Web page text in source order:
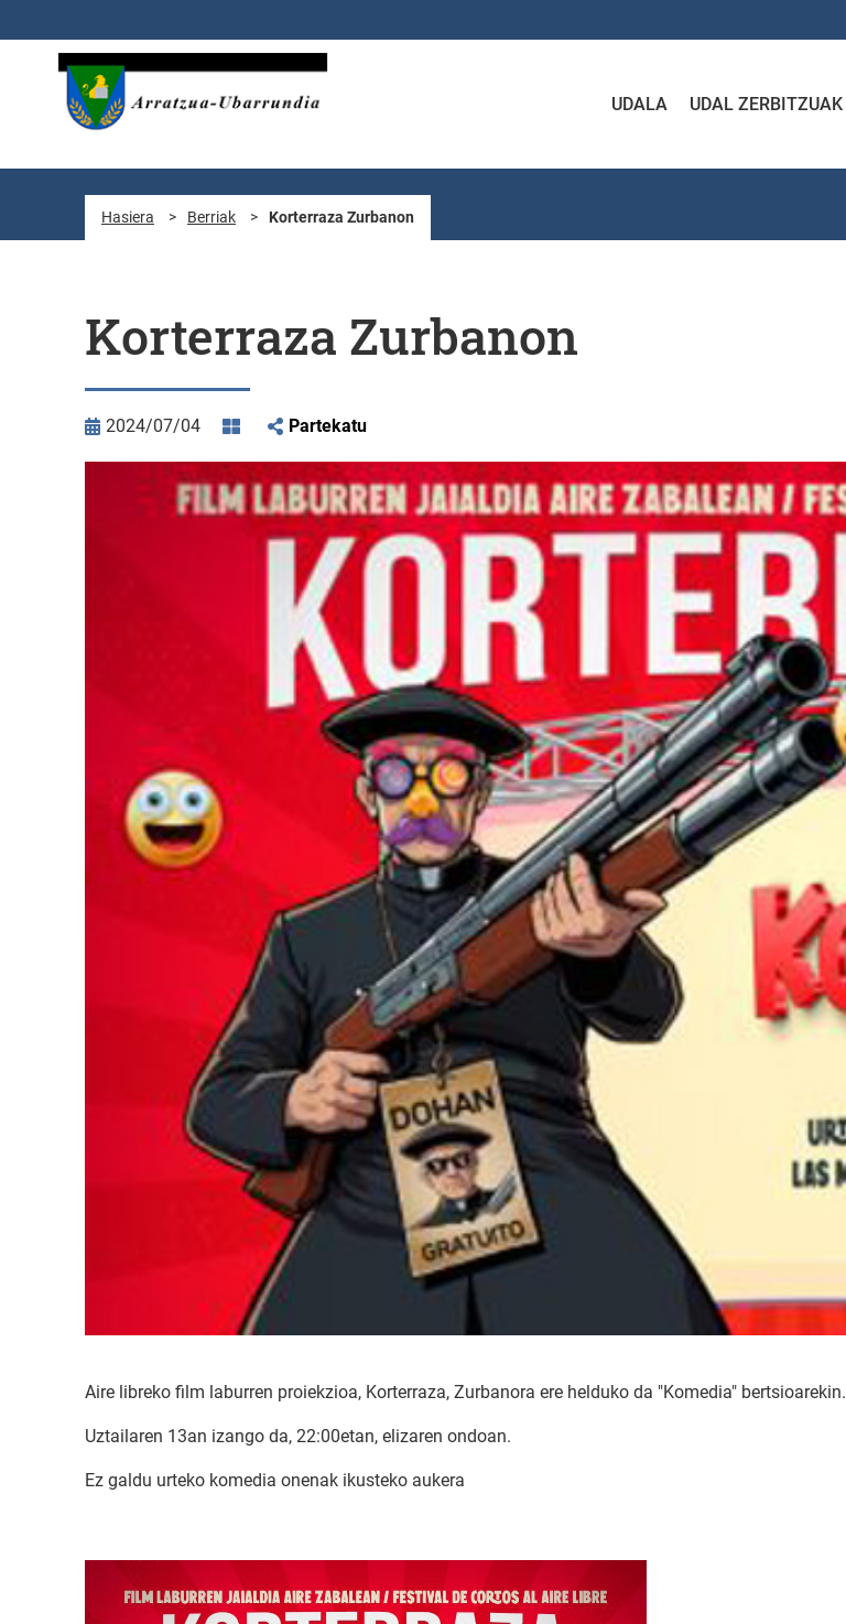
UDALA UDAL ZERBITZUAK
Hasiera > Berriak > Korterraza Zurbanon
Korterraza Zurbanon
2024/07/04 Partekatu
Aire libreko film laburren proiekzioa, Korterraza, Zurbanora ere helduko da "Komedia" bertsioarekin.
Uztailaren 13an izango da, 22:00etan, elizaren ondoan.
Ez galdu urteko komedia onenak ikusteko aukera